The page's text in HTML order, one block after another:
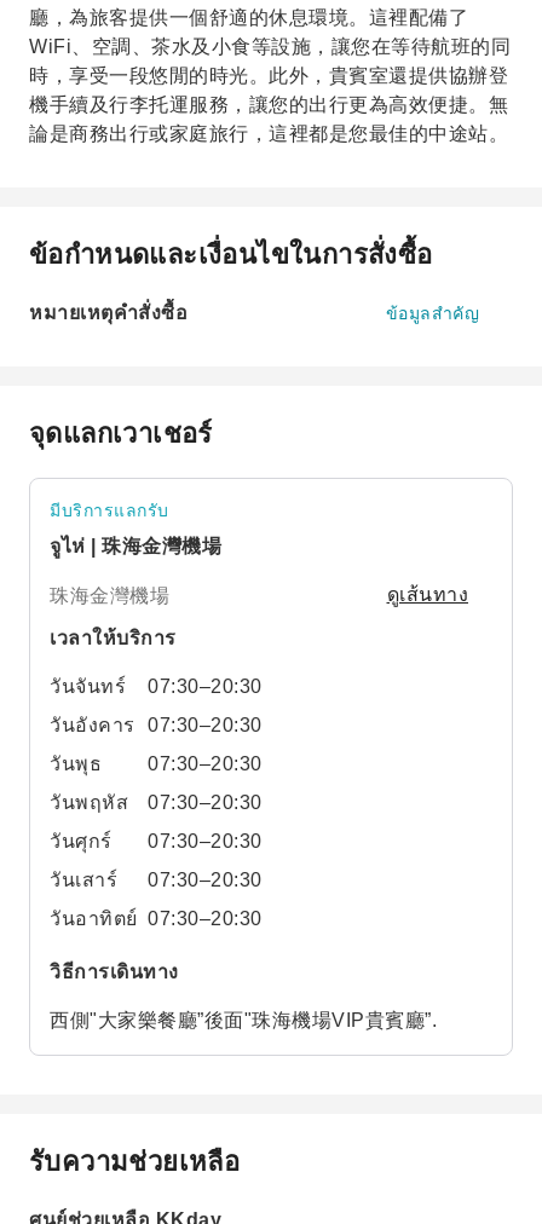
廳，為旅客提供一個舒適的休息環境。這裡配備了
WiFi、空調、茶水及小食等設施，讓您在等待航班的同
時，享受一段悠閒的時光。此外，貴賓室還提供協辦登
機手續及行李托運服務，讓您的出行更為高效便捷。無
論是商務出行或家庭旅行，這裡都是您最佳的中途站。
ข้อกำหนดและเงื่อนไขในการสั่งซื้อ
หมายเหตุคำสั่งซื้อ ข้อมูลสำคัญ
จุดแลกเวาเชอร์
มีบริการแลกรับ
จูไห่ | 珠海金灣機場
珠海金灣機場 ดูเส้นทาง
เวลาให้บริการ
วันจันทร์
07:30–20:30
วันอังคาร
07:30–20:30
วันพุธ
07:30–20:30
วันพฤหัส
07:30–20:30
วันศุกร์
07:30–20:30
วันเสาร์
07:30–20:30
วันอาทิตย์ 07:30–20:30
วิธีการเดินทาง
西側"大家樂餐廳”後面"珠海機場VIP貴賓廳”.
รับความช่วยเหลือ
ศูนย์ช่วยเหลือ KKday